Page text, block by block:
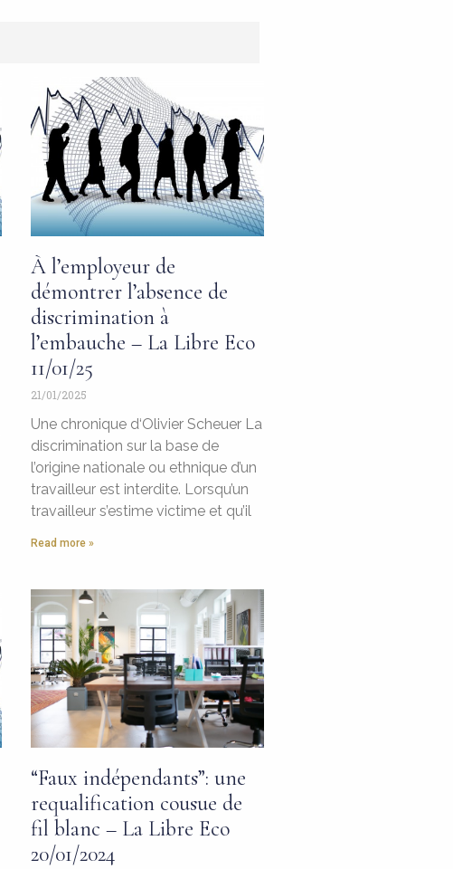
À l’employeur de
démontrer l’absence de
discrimination à
l’embauche – La Libre Eco
11/01/25
21/01/2025
Une chronique d‘Olivier Scheuer La
discrimination sur la base de
l’origine nationale ou ethnique d’un
travailleur est interdite. Lorsqu’un
travailleur s’estime victime et qu’il
Read more »
“Faux indépendants”: une
requalification cousue de
fil blanc – La Libre Eco
20/01/2024